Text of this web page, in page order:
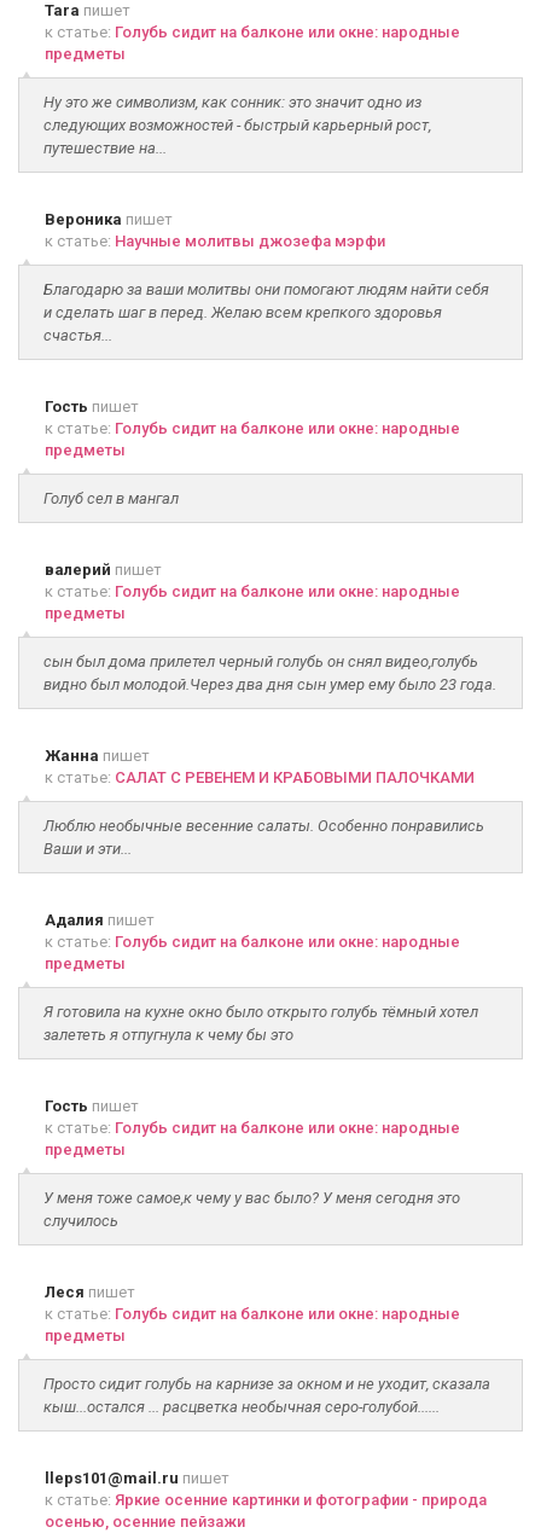
Tara пишет
к статье: Голубь сидит на балконе или окне: народные
предметы
Ну это же символизм, как сонник: это значит одно из
следующих возможностей - быстрый карьерный рост,
путешествие на...
Вероника пишет
к статье: Научные молитвы джозефа мэрфи
Благодарю за ваши молитвы они помогают людям найти себя
и сделать шаг в перед. Желаю всем крепкого здоровья
счастья...
Гость пишет
к статье: Голубь сидит на балконе или окне: народные
предметы
Голуб сел в мангал
валерий пишет
к статье: Голубь сидит на балконе или окне: народные
предметы
сын был дома прилетел черный голубь он снял видео,голубь
видно был молодой.Через два дня сын умер ему было 23 года.
Жанна пишет
к статье: САЛАТ С РЕВЕНЕМ И КРАБОВЫМИ ПАЛОЧКАМИ
Люблю необычные весенние салаты. Особенно понравились
Ваши и эти...
Адалия пишет
к статье: Голубь сидит на балконе или окне: народные
предметы
Я готовила на кухне окно было открыто голубь тёмный хотел
залететь я отпугнула к чему бы это
Гость пишет
к статье: Голубь сидит на балконе или окне: народные
предметы
У меня тоже самое,к чему у вас было? У меня сегодня это
случилось
Леся пишет
к статье: Голубь сидит на балконе или окне: народные
предметы
Просто сидит голубь на карнизе за окном и не уходит, сказала
кыш...остался ... расцветка необычная серо-голубой......
lleps101@mail.ru пишет
к статье: Яркие осенние картинки и фотографии - природа
осенью, осенние пейзажи